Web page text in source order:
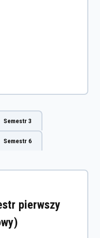
Semestr 3
Semestr 6
pierwszy